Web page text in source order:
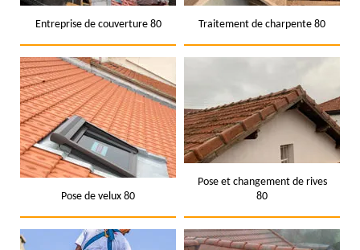
Entreprise de couverture 80 Traitement de charpente 80
Pose de velux 80
Pose et changement de rives
80